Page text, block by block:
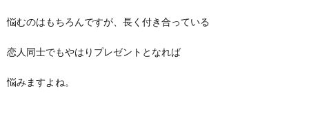
悩むのはもちろんですが、長く付き合っている
恋人同士でもやはりプレゼントとなれば
悩みますよね。